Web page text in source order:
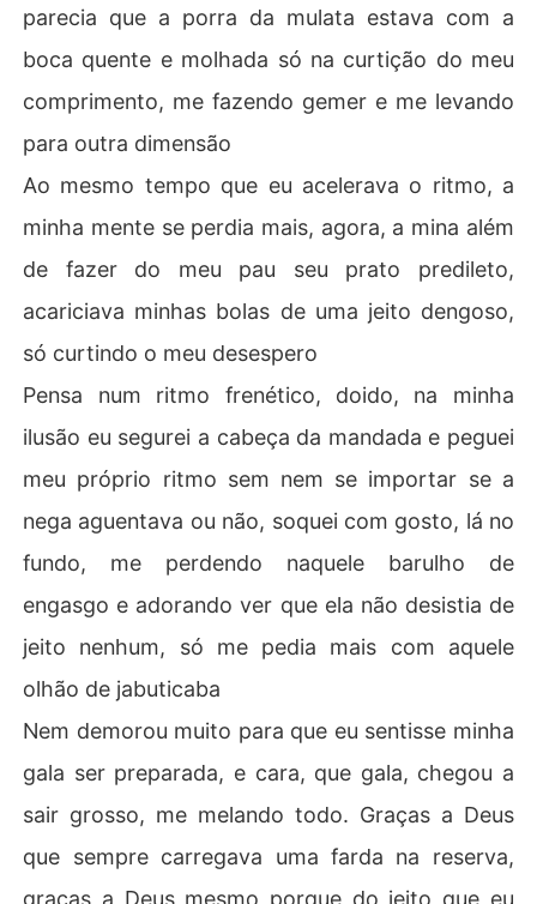
parecia que a porra da mulata estava com a
boca quente e molhada só na curtição do meu
comprimento, me fazendo gemer e me levando
para outra dimensão
Ao mesmo tempo que eu acelerava o ritmo, a
minha mente se perdia mais, agora, a mina além
de fazer do meu pau seu prato predileto,
acariciava minhas bolas de uma jeito dengoso,
só curtindo o meu desespero
Pensa num ritmo frenético, doido, na minha
ilusão eu segurei a cabeça da mandada e peguei
meu próprio ritmo sem nem se importar se a
nega aguentava ou não, soquei com gosto, lá no
fundo, me perdendo naquele barulho de
engasgo e adorando ver que ela não desistia de
jeito nenhum, só me pedia mais com aquele
olhão de jabuticaba
Nem demorou muito para que eu sentisse minha
gala ser preparada, e cara, que gala, chegou a
sair grosso, me melando todo. Graças a Deus
que sempre carregava uma farda na reserva,
graças a Deus mesmo porque do jeito que eu